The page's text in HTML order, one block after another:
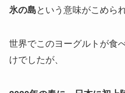
氷の島 という意味がこめら
世界でこのヨーグルトが食
けでしたが、